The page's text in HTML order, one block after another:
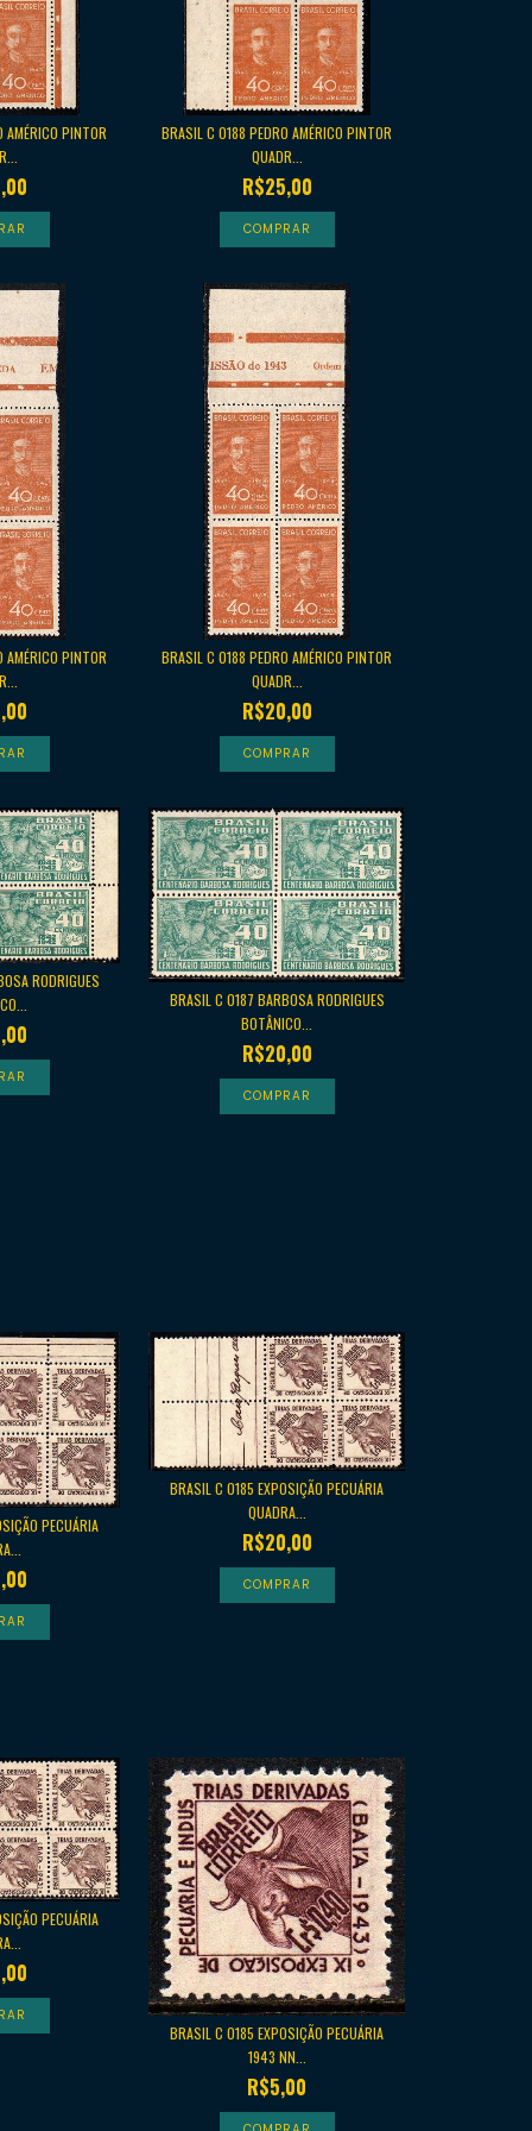
PINTOR
BRASIL C 0188 PEDRO AMÉRICO PINTOR
QUADR...
R$25,00
PINTOR
BRASIL C 0188 PEDRO AMÉRICO PINTOR
QUADR...
R$20,00
RODRIGUES
BRASIL C 0187 BARBOSA RODRIGUES
BOTÂNICO...
R$20,00
PECUÁRIA
BRASIL C 0185 EXPOSIÇÃO PECUÁRIA
QUADRA...
R$20,00
PECUÁRIA
BRASIL C 0185 EXPOSIÇÃO PECUÁRIA
1943 NN...
R$5,00